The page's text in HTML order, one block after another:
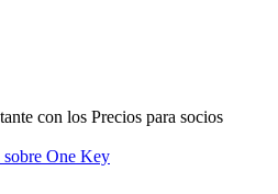
con los Precios para socios
One Key